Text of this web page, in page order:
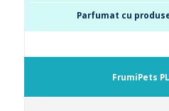
Parfumat cu produse
FrumiPets